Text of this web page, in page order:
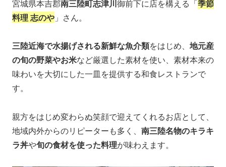
宮城県本吉郡南三陸町志津川御前下に店を構える「季節
料理 志のや 」さん。
三陸近海で水揚げされる新鮮な魚介類をはじめ、 地元産
の旬の野菜やお米など厳選した素材を使い、素材本来の
味わいを大切にした一皿を提供する和食レストランで
す。
親方をはじめ変わらぬ笑顔で迎えてくれるお店として、
地域内外からのリピーターも多く、 南三陸名物のキラキ
ラ丼や旬の食材を使った料理が味わえます。